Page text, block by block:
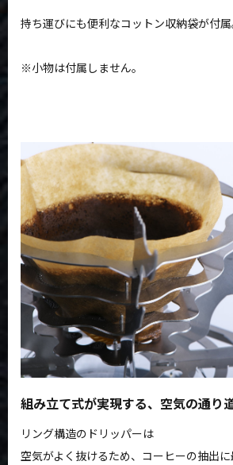
持ち運びにも便利なコットン収納袋が付属
※小物は付属しません。
組み立て式が実現する、空気の通り道
リング構造のドリッパーは
空気がよく抜けるため、コーヒーの抽出に